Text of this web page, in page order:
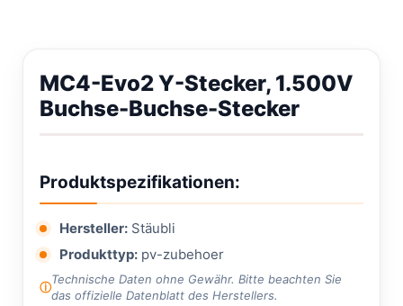
MC4-Evo2 Y-Stecker, 1.500V
Buchse-Buchse-Stecker
Produktspezifikationen:
Hersteller: Stäubli
Produkttyp: pv-zubehoer
Technische Daten ohne Gewähr. Bitte beachten Sie
das offizielle Datenblatt des Herstellers.